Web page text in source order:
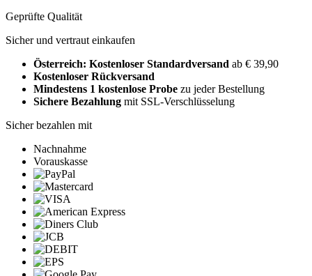
Geprüfte Qualität
Sicher und vertraut einkaufen
Österreich: Kostenloser Standardversand ab € 39,90
Kostenloser Rückversand
Mindestens 1 kostenlose Probe zu jeder Bestellung
Sichere Bezahlung mit SSL-Verschlüsselung
Sicher bezahlen mit
Nachnahme
Vorauskasse